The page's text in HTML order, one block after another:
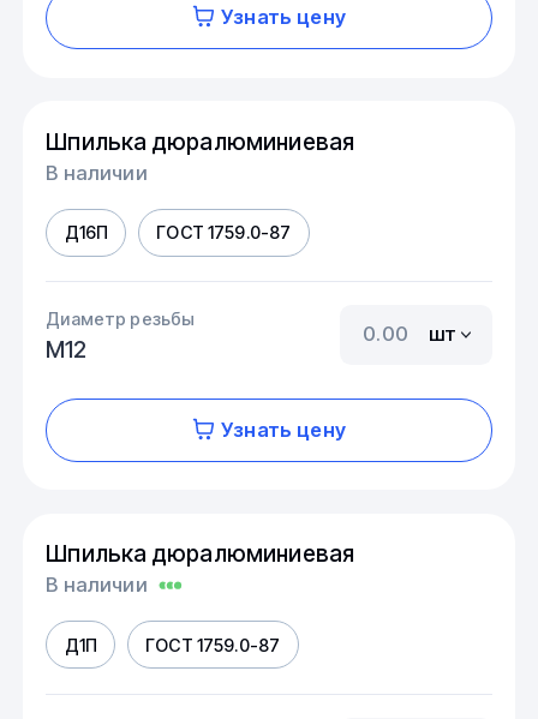
Узнать цену
Шпилька дюралюминиевая
В наличии
Д16П ГОСТ 1759.0-87
Диаметр резьбы
М12
шт
Узнать цену
Шпилька дюралюминиевая
В наличии
Д1П ГОСТ 1759.0-87